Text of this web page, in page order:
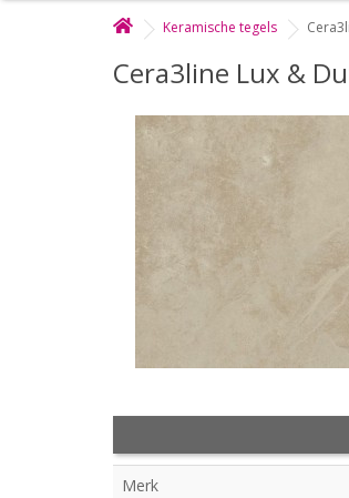
Keramische tegels
Cera3line Lux &
Merk